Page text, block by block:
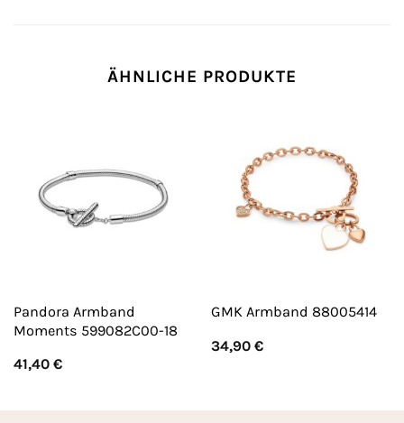
ÄHNLICHE PRODUKTE
Pandora Armband
Moments 599082C00-18
41,40 €
GMK Armband 88005414
34,90 €